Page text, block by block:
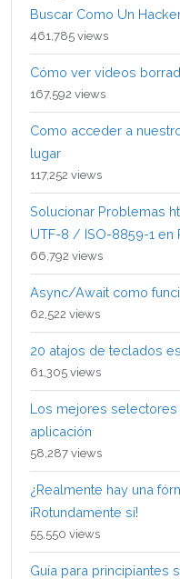
Buscar Como Un
461,785 views
Cómo ver videos
167,592 views
Como acceder a
lugar
117,252 views
Solucionar Problemas
UTF-8 / ISO-8859-1 en
66,792 views
Async/Await como
62,522 views
20 atajos de teclados
61,305 views
Los mejores
aplicación
58,287 views
¿Realmente hay una
¡Rotundamente sí!
55,550 views
Guía para principiantes